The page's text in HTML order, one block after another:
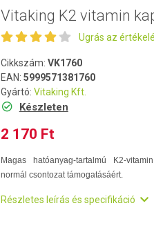
Vitaking K2 vitamin
Ugrás az
Cikkszám: VK1760
EAN: 5999571381760
Gyártó: Vitaking Kft.
Készleten
2 170 Ft
Magas hatóanyag-tartalmú K2-
normál csontozat támogatásáért.
Részletes leírás és specifikáció